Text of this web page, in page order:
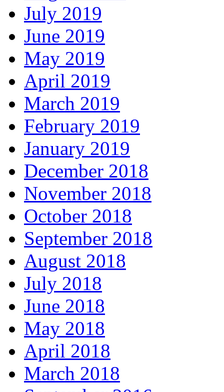
July 2019
June 2019
May 2019
April 2019
March 2019
February 2019
January 2019
December 2018
November 2018
October 2018
September 2018
August 2018
July 2018
June 2018
May 2018
April 2018
March 2018